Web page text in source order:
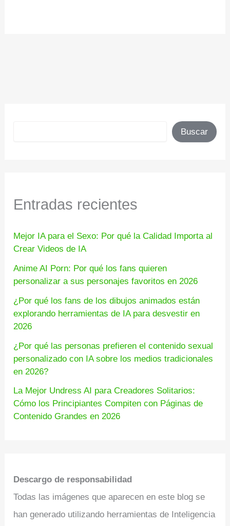
Buscar
Entradas recientes
Mejor IA para el Sexo: Por qué la Calidad Importa al
Crear Videos de IA
Anime AI Porn: Por qué los fans quieren
personalizar a sus personajes favoritos en 2026
¿Por qué los fans de los dibujos animados están
explorando herramientas de IA para desvestir en
2026
¿Por qué las personas prefieren el contenido sexual
personalizado con IA sobre los medios tradicionales
en 2026?
La Mejor Undress AI para Creadores Solitarios:
Cómo los Principiantes Compiten con Páginas de
Contenido Grandes en 2026
Descargo de responsabilidad
Todas las imágenes que aparecen en este blog se
han generado utilizando herramientas de Inteligencia